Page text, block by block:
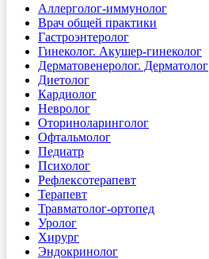
Аллерголог-иммунолог
Врач общей практики
Гастроэнтеролог
Гинеколог. Акушер-гинеколог
Дерматовенеролог. Дерматолог
Диетолог
Кардиолог
Невролог
Оториноларинголог
Офтальмолог
Педиатр
Психолог
Рефлексотерапевт
Терапевт
Травматолог-ортопед
Уролог
Хирург
Эндокринолог